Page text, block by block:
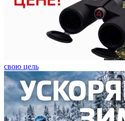
свою цель